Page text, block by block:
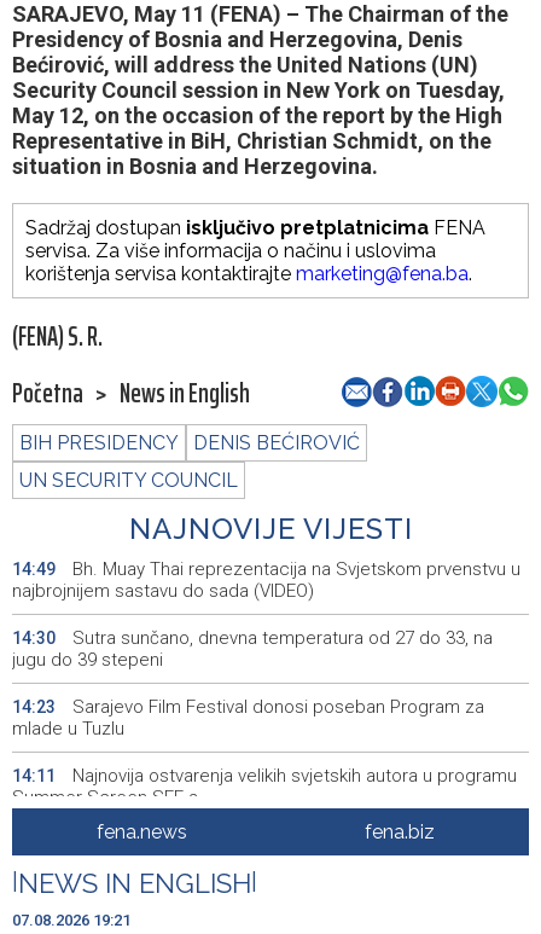
SARAJEVO, May 11 (FENA) – The Chairman of the
Presidency of Bosnia and Herzegovina, Denis
Bećirović, will address the United Nations (UN)
Security Council session in New York on Tuesday,
May 12, on the occasion of the report by the High
Representative in BiH, Christian Schmidt, on the
situation in Bosnia and Herzegovina.
Sadržaj dostupan isključivo pretplatnicima FENA
servisa. Za više informacija o načinu i uslovima
korištenja servisa kontaktirajte marketing@fena.ba.
(FENA) S. R.
Početna > News in English
BIH PRESIDENCY
DENIS BEĆIROVIĆ
UN SECURITY COUNCIL
NAJNOVIJE VIJESTI
14:49
Bh. Muay Thai reprezentacija na Svjetskom prvenstvu u
najbrojnijem sastavu do sada (VIDEO)
14:30
Sutra sunčano, dnevna temperatura od 27 do 33, na
jugu do 39 stepeni
14:23
Sarajevo Film Festival donosi poseban Program za
mlade u Tuzlu
14:11
Najnovija ostvarenja velikih svjetskih autora u programu
Summer Screen SFF-a
Izraelska vojska nastavlja napade na jugu Libana uprkos
prekidu vatre i pregovorima
14:01 Izraelske snage izvršile raciju u gradu na Zapadnoj obali
fena.news fena.biz
NEWS IN ENGLISH
07.08.2026 19:21